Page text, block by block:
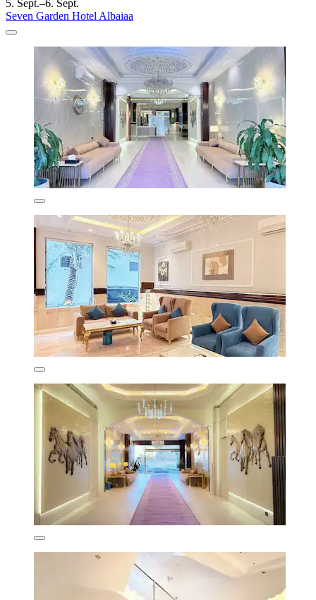
5. Sept.–6. Sept.
Seven Garden Hotel Albaiaa